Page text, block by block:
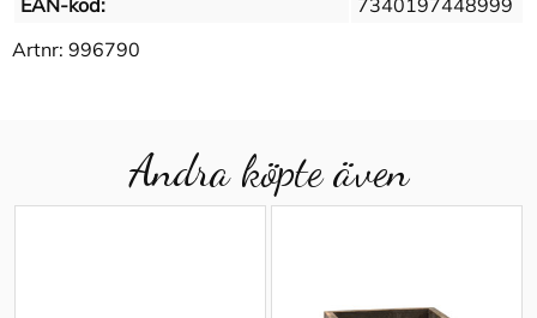
EAN-kod:
7340197448999
Artnr: 996790
Andra köpte även